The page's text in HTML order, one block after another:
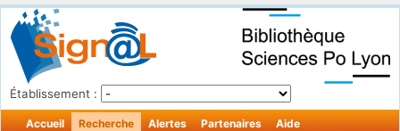
Établissement :
Accueil Recherche Alertes Partenaires Aide